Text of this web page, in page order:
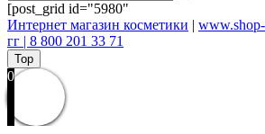
[post_grid id="5980"
Интернет магазин косметики |
гг | 8 800 201 33 71
Top
0